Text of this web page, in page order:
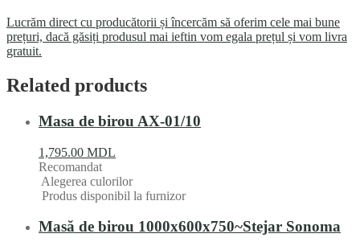
Lucrăm direct cu producătorii și încercăm să oferim cele mai bune
prețuri, dacă găsiți produsul mai ieftin vom egala prețul și vom livra
gratuit.
Related products
Masa de birou AX-01/10
1,795.00 MDL
Recomandat
Alegerea culorilor
Produs disponibil la furnizor
Masă de birou 1000x600x750~Stejar Sonoma